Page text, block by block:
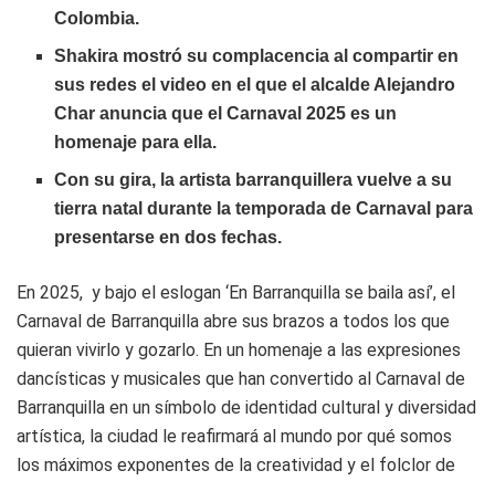
Colombia.
Shakira mostró su complacencia al compartir en
sus redes el video en el que el alcalde Alejandro
Char anuncia que el Carnaval 2025 es un
homenaje para ella.
Con su gira, la artista barranquillera vuelve a su
tierra natal durante la temporada de Carnaval para
presentarse en dos fechas.
En 2025, y bajo el eslogan ‘En Barranquilla se baila así’, el
Carnaval de Barranquilla abre sus brazos a todos los que
quieran vivirlo y gozarlo. En un homenaje a las expresiones
dancísticas y musicales que han convertido al Carnaval de
Barranquilla en un símbolo de identidad cultural y diversidad
artística, la ciudad le reafirmará al mundo por qué somos
los máximos exponentes de la creatividad y el folclor de